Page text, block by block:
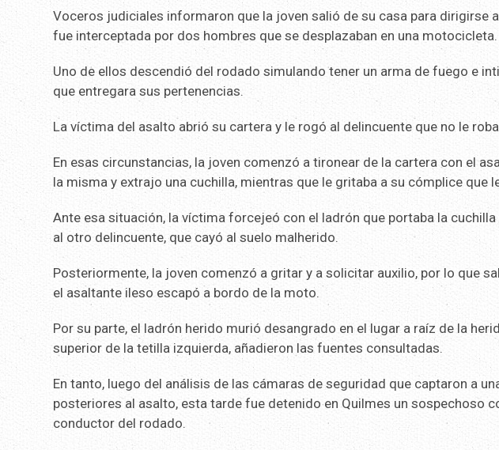
Voceros judiciales informaron que la joven salió de su casa para dirigirse
fue interceptada por dos hombres que se desplazaban en una motocicleta.
Uno de ellos descendió del rodado simulando tener un arma de fuego e
que entregara sus pertenencias.
La víctima del asalto abrió su cartera y le rogó al delincuente que no le
En esas circunstancias, la joven comenzó a tironear de la cartera con el
la misma y extrajo una cuchilla, mientras que le gritaba a su cómplice que
Ante esa situación, la víctima forcejeó con el ladrón que portaba la
al otro delincuente, que cayó al suelo malherido.
Posteriormente, la joven comenzó a gritar y a solicitar auxilio, por lo que
el asaltante ileso escapó a bordo de la moto.
Por su parte, el ladrón herido murió desangrado en el lugar a raíz de la
superior de la tetilla izquierda, añadieron las fuentes consultadas.
En tanto, luego del análisis de las cámaras de seguridad que captaron a
posteriores al asalto, esta tarde fue detenido en Quilmes un sospechoso
conductor del rodado.